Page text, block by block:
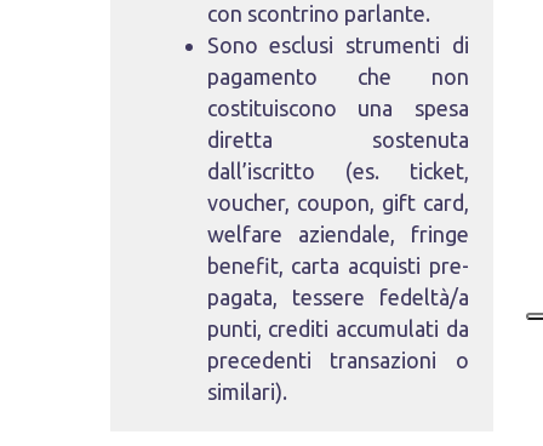
con scontrino parlante.
Sono esclusi strumenti di
pagamento che non
costituiscono una spesa
diretta sostenuta
dall’iscritto (es. ticket,
voucher, coupon, gift card,
welfare aziendale, fringe
benefit, carta acquisti pre-
pagata, tessere fedeltà/a
punti, crediti accumulati da
precedenti transazioni o
similari).